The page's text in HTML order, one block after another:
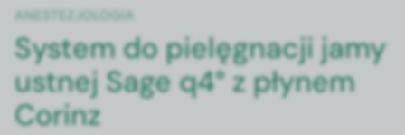
ANESTEZJOLOGIA
System do pielęgnacji jamy
ustnej Sage q4° z płynem
Corinz